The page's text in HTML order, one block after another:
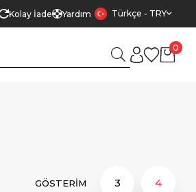
Kolay İade Yardım Türkçe - TRY
0